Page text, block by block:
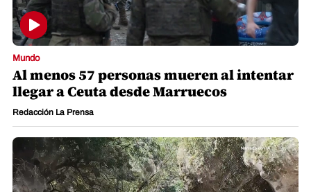
Mundo
Al menos 57 personas mueren al intentar
llegar a Ceuta desde Marruecos
Redacción La Prensa